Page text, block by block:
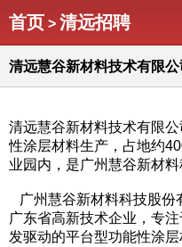
首页 > 清远招聘
清远慧谷新材料技术有限
清远慧谷新材料技术有限
性涂层材料生产，占地约
业园内，是广州慧谷新材
广州慧谷新材料科技股份
广东省高新技术企业，专
发驱动的平台型功能性涂